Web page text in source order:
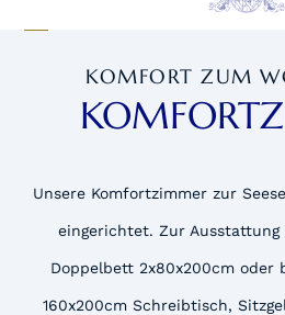
KOMFORT ZUM
Unsere Komfortzimmer zur
eingerichtet. Zur Ausstattung
Doppelbett 2x80x200cm oder
160x200cm Schreibtisch,